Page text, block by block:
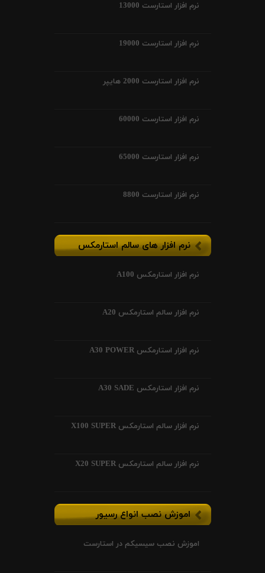
نرم افزار استارست 13000
نرم افزار استارست 19000
نرم افزار استارست 2000 هایپر
نرم افزار استارست 60000
نرم افزار استارست 65000
نرم افزار استارست 8800
نرم افزار های سالم استارمکس
نرم افزار استارمکس A100
نرم افزار سالم استارمکس A20
نرم افزار استارمکس A30 POWER
نرم افزار استارمکس A30 SADE
نرم افزار سالم استارمکس X100 SUPER
نرم افزار سالم استارمکس X20 SUPER
اموزش نصب انواع رسیور
اموزش نصب سیسیکم در استارست